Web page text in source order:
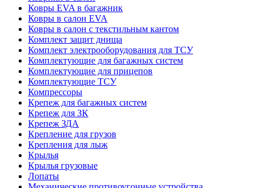
Ковры EVA в багажник
Ковры в салон EVA
Ковры в салон с текстильным кантом
Комплект защит днища
Комплект электрооборудования для ТСУ
Комплектующие для багажных систем
Комплектующие для прицепов
Комплектующие ТСУ
Компрессоры
Крепеж для багажных систем
Крепеж для ЗК
Крепеж ЗДА
Крепление для грузов
Крепления для лыж
Крылья
Крылья грузовые
Лопаты